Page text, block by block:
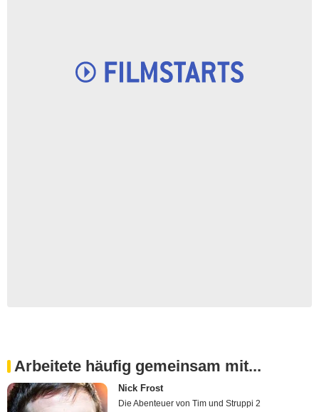
Arbeitete häufig gemeinsam mit...
Nick Frost
Die Abenteuer von Tim und Struppi 2